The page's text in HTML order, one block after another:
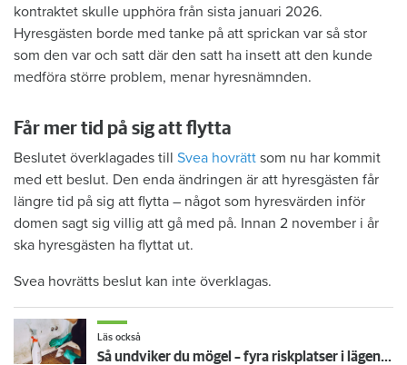
kontraktet skulle upphöra från sista januari 2026.
Hyresgästen borde med tanke på att sprickan var så stor
som den var och satt där den satt ha insett att den kunde
medföra större problem, menar hyresnämnden.
Får mer tid på sig att flytta
Beslutet överklagades till Svea hovrätt som nu har kommit
med ett beslut. Den enda ändringen är att hyresgästen får
längre tid på sig att flytta – något som hyresvärden inför
domen sagt sig villig att gå med på. Innan 2 november i år
ska hyresgästen ha flyttat ut.
Svea hovrätts beslut kan inte överklagas.
Läs också
Så undviker du mögel – fyra riskplatser i lägenheten: ”Måste städa bort”